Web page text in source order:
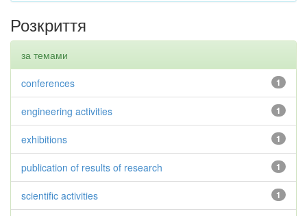
Розкриття
за темами
1
conferences
1
engineering activities
1
exhibitions
1
publication of results of research
1
scientific activities